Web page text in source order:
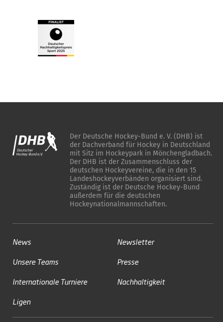
Der Deutsche Hockey-Bund e. V. (DHB) ist
der Dachverband für Hockey in Deutschland
mit Sitz im Hockeypark in Mönchengladbach.
Der DHB ist der Zusammenschluss der
deutschen Hockeyvereine, die in den 15
Landeshockeyverbänden organisiert sind.
Zuständig ist der Deutsche Hockey-Bund
außerdem für die deutschen
Hockeynationalmannschaften.
News
Unsere Teams
Internationale Turniere
Ligen
Newsletter
Presse
Nachhaltigkeit